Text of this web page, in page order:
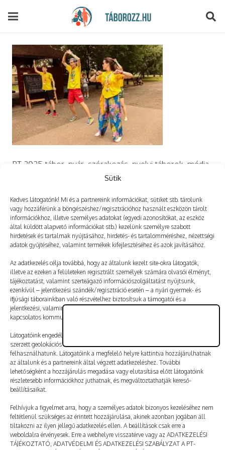
Sütik
Kedves látogatónk! Mi és a partnereink információkat, sütiket stb. tárolunk
vagy hozzáférünk a böngészéshez/regisztrációhoz használt eszközön tárolt
információkhoz, illetve személyes adatokat (egyedi azonosítókat, az eszköz
által küldött alapvető információkat stb.) kezelünk személyre szabott
hirdetések és tartalmak nyújtásához, hirdetés- és tartalomméréshez, nézettségi
adatok gyűjtéséhez, valamint termékek kifejlesztéséhez és azok javításához.
Az adatkezelés célja továbbá, hogy az általunk kezelt site-okra látogatók,
illetve az ezeken a felületeken regisztrált személyek számára olvasói élményt,
tájékoztatást, valamint szerteágazó információszolgáltatást nyújtsunk,
ezenkívül – jelentkezési szándék/regisztráció esetén – a nyári gyermek- és
ifjúsági táborainkban való részvételhez biztosítsuk a támogatói és a
jelentkezési, valamint a számlázási feltételeket és a táborszervezéssel
kapcsolatos kommunikációt.
Látogatóink engedélyével mi és a partnereink eszközleolvasásos módszerrel
szerzett geolokációs adatokat és azonosítási információkat is
felhasználhatunk. Látogatóink a megfelelő helyre kattintva hozzájárulhatnak
az általunk és a partnereink által végzett adatkezeléshez. További
lehetőségként a hozzájárulás megadása vagy elutasítása előtt látogatóink
részletesebb információkhoz juthatnak, és megváltoztathatják kereső-
beállításaikat.
Felhívjuk a figyelmet arra, hogy a személyes adatok bizonyos kezeléséhez nem
feltétlenül szükséges az érintett hozzájárulása, akinek azonban jogában áll
tiltakozni az ilyen jellegű adatkezelés ellen. A beállítások csak erre a
weboldalra érvényesek. Erre a webhelyre visszatérve vagy az ADATKEZELÉSI
TÁJÉKOZTATÓ, ADATVÉDELMI ÉS ADATKEZELÉSI SZABÁLYZAT A PT-
PT 2025 tábor, nyár, szórakozás, nyelvi táborok, média,
film, robotika, angoltábor, fotós tábor, sporttábor,
Vélemény, hozzászólás?
Az e-mail-címet nem tesszük közzé. A kötelező mezőket
*karakterrel jelöltük
A nevem, e-mail-címem, és weboldalcímem mentése
a böngészőben a következő hozzászólásomhoz.